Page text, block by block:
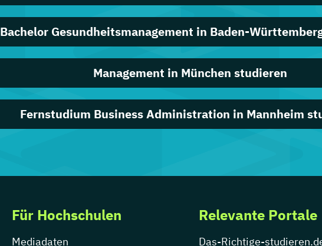
Bachelor Gesundheitsmanagement in Baden-
Management in München studieren
Fernstudium Business Administration in Mannheim
Für Hochschulen
Mediadaten
Relevante Portale
Das-Richtige-